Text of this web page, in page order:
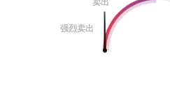
强烈卖出